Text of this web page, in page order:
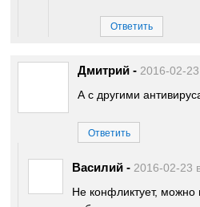
Ответить
Дмитрий - 2016-02-
А с другими
Ответить
Василий - 2016-02-23
Не конфликтует, можно